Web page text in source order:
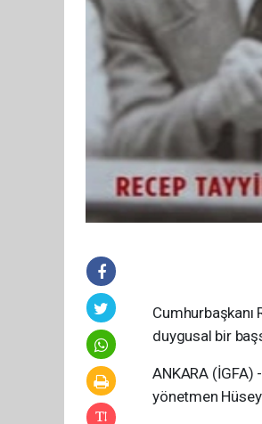
Cumhurbaşkanı
duygusal bir
ANKARA (İGFA)
yönetmen